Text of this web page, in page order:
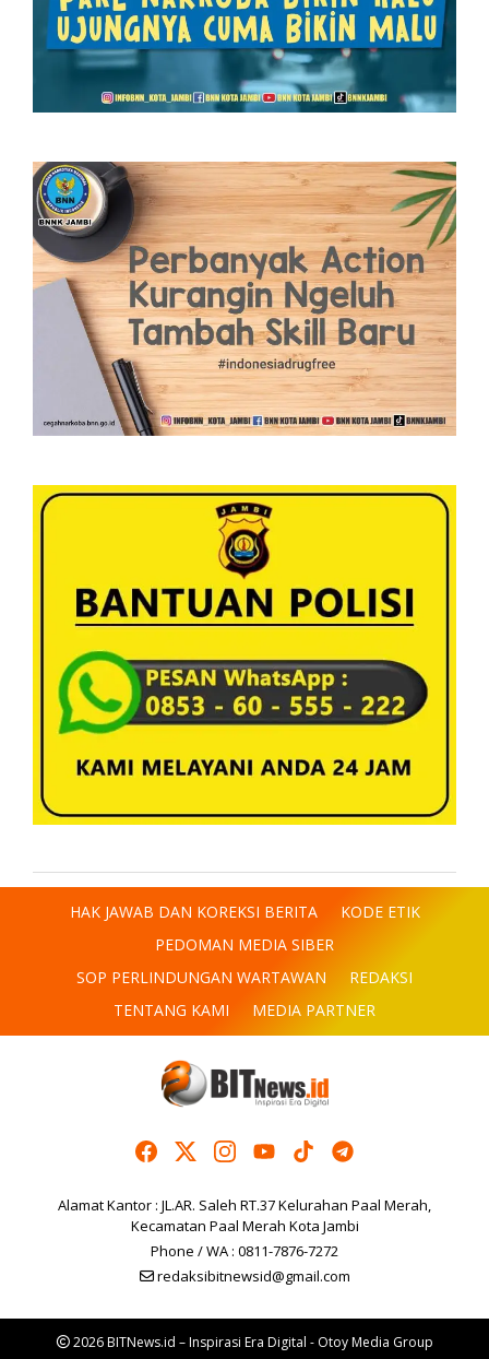
HAK JAWAB DAN KOREKSI BERITA
KODE ETIK
PEDOMAN MEDIA SIBER
SOP PERLINDUNGAN WARTAWAN
REDAKSI
TENTANG KAMI
MEDIA PARTNER
Alamat Kantor : JL.AR. Saleh RT.37 Kelurahan Paal Merah,
Kecamatan Paal Merah Kota Jambi
Phone / WA : 0811-7876-7272
redaksibitnewsid@gmail.com
2026 BITNews.id – Inspirasi Era Digital - Otoy Media Group